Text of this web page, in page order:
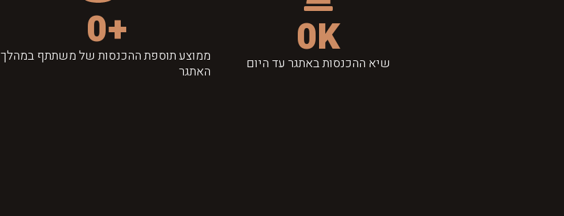
שיא ההכנסות באתגר עד היום
K
0
ממוצע תוספת ההכנסות של משתתף במהלך
האתגר
+
0